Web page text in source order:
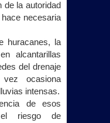
de la autoridad
necesaria
huracanes, la
alcantarillas
del drenaje
ocasiona
intensas.
de esos
el riesgo de